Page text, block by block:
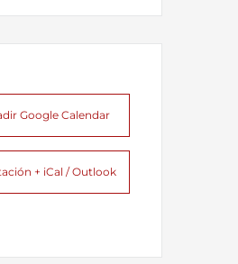
Google Calendar
+ iCal / Outlook